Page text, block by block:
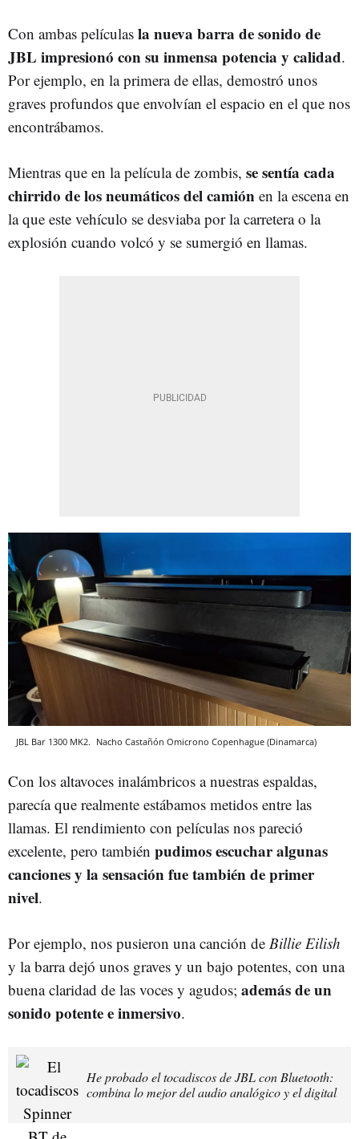
Con ambas películas la nueva barra de sonido de
JBL impresionó con su inmensa potencia y calidad.
Por ejemplo, en la primera de ellas, demostró unos
graves profundos que envolvían el espacio en el que nos
encontrábamos.
Mientras que en la película de zombis, se sentía cada
chirrido de los neumáticos del camión en la escena en
la que este vehículo se desviaba por la carretera o la
explosión cuando volcó y se sumergió en llamas.
JBL Bar 1300 MK2. Nacho Castañón Omicrono Copenhague (Dinamarca)
Con los altavoces inalámbricos a nuestras espaldas,
parecía que realmente estábamos metidos entre las
llamas. El rendimiento con películas nos pareció
excelente, pero también pudimos escuchar algunas
canciones y la sensación fue también de primer
nivel.
Por ejemplo, nos pusieron una canción de Billie Eilish
y la barra dejó unos graves y un bajo potentes, con una
buena claridad de las voces y agudos; además de un
sonido potente e inmersivo.
He probado el tocadiscos de JBL con Bluetooth:
combina lo mejor del audio analógico y el digital